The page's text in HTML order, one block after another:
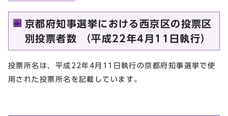
京都府知事選挙における西京区の投票区
別投票者数 （平成22年4月11日執行）
投票所名は，平成22年4月11日執行の京都府知事選挙で使
用された投票所名を記載しています。